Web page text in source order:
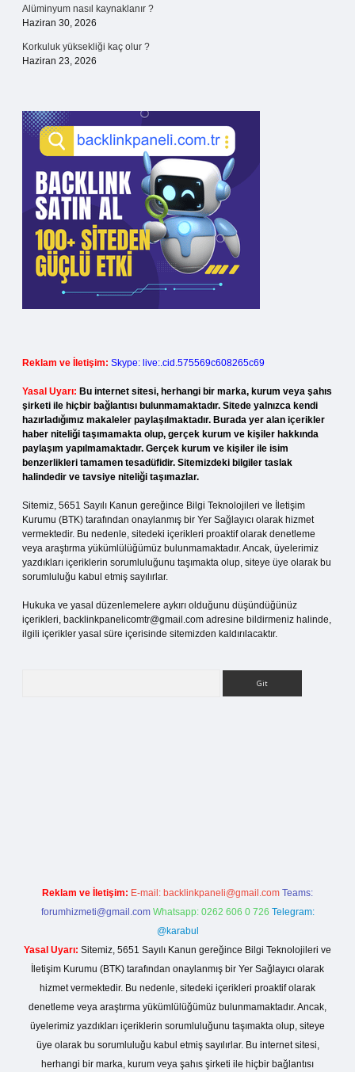
Alüminyum nasıl kaynaklanır ?
Haziran 30, 2026
Korkuluk yüksekliği kaç olur ?
Haziran 23, 2026
Reklam ve İletişim: Skype: live:.cid.575569c608265c69
Yasal Uyarı: Bu internet sitesi, herhangi bir marka, kurum veya şahıs
şirketi ile hiçbir bağlantısı bulunmamaktadır. Sitede yalnızca kendi
hazırladığımız makaleler paylaşılmaktadır. Burada yer alan içerikler
haber niteliği taşımamakta olup, gerçek kurum ve kişiler hakkında
paylaşım yapılmamaktadır. Gerçek kurum ve kişiler ile isim
benzerlikleri tamamen tesadüfidir. Sitemizdeki bilgiler taslak
halindedir ve tavsiye niteliği taşımazlar.
Sitemiz, 5651 Sayılı Kanun gereğince Bilgi Teknolojileri ve İletişim
Kurumu (BTK) tarafından onaylanmış bir Yer Sağlayıcı olarak hizmet
vermektedir. Bu nedenle, sitedeki içerikleri proaktif olarak denetleme
veya araştırma yükümlülüğümüz bulunmamaktadır. Ancak, üyelerimiz
yazdıkları içeriklerin sorumluluğunu taşımakta olup, siteye üye olarak bu
sorumluluğu kabul etmiş sayılırlar.
Hukuka ve yasal düzenlemelere aykırı olduğunu düşündüğünüz
içerikleri, backlinkpanelicomtr@gmail.com adresine bildirmeniz halinde,
ilgili içerikler yasal süre içerisinde sitemizden kaldırılacaktır.
Reklam ve İletişim: E-mail: backlinkpaneli@gmail.com Teams:
forumhizmeti@gmail.com Whatsapp: 0262 606 0 726 Telegram:
@karabul
Yasal Uyarı: Sitemiz, 5651 Sayılı Kanun gereğince Bilgi Teknolojileri ve
İletişim Kurumu (BTK) tarafından onaylanmış bir Yer Sağlayıcı olarak
hizmet vermektedir. Bu nedenle, sitedeki içerikleri proaktif olarak
denetleme veya araştırma yükümlülüğümüz bulunmamaktadır. Ancak,
üyelerimiz yazdıkları içeriklerin sorumluluğunu taşımakta olup, siteye
üye olarak bu sorumluluğu kabul etmiş sayılırlar. Bu internet sitesi,
herhangi bir marka, kurum veya şahıs şirketi ile hiçbir bağlantısı